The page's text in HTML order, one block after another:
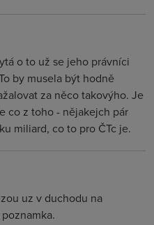
o to už se jeho právníci
by musela být hodně
za něco takovýho. Je
co z toho - nějakejch pár
miliard, co to pro ČTc je.
uz v duchodu na